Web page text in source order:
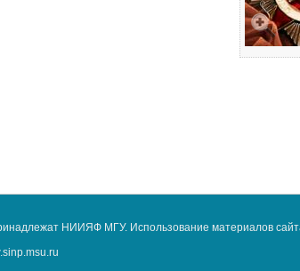
НИИЯФ МГУ. Использование материалов